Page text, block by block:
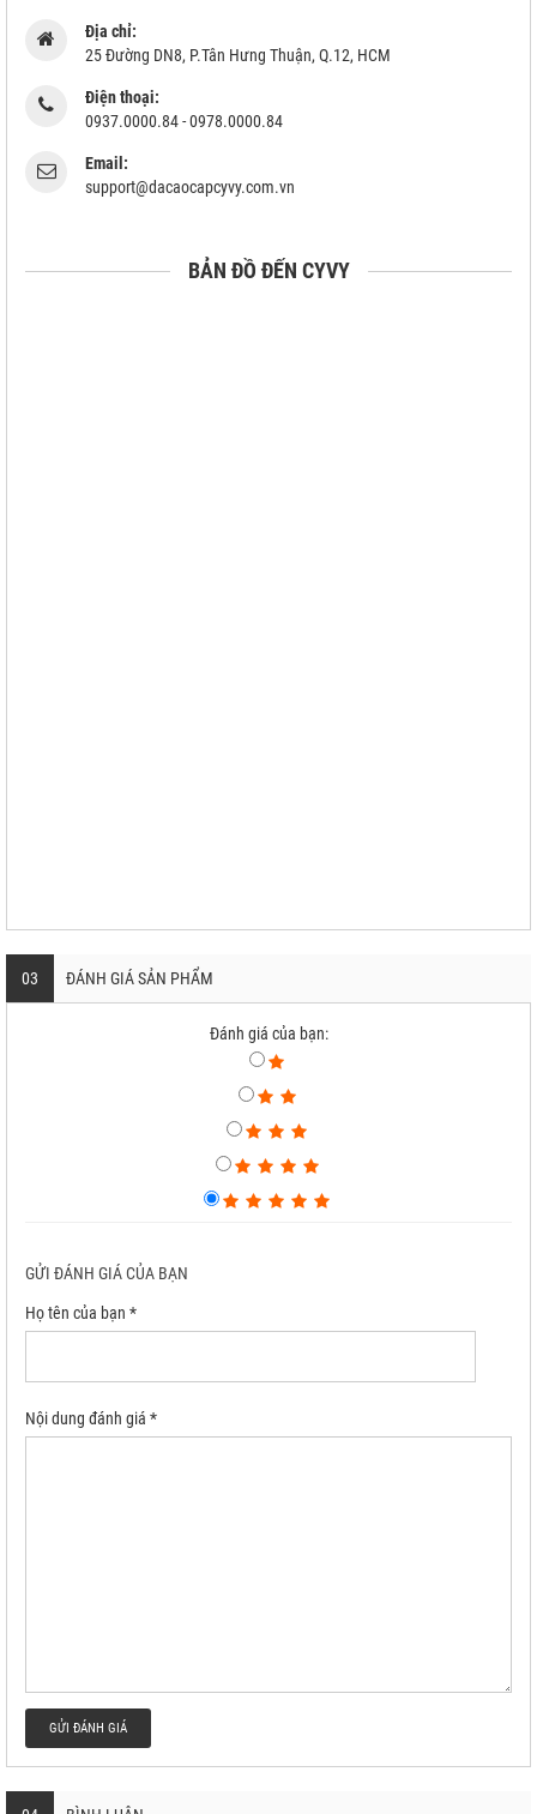
Địa chỉ:
25 Đường DN8, P.Tân Hưng Thuận, Q.12, HCM
Điện thoại:
0937.0000.84 - 0978.0000.84
Email:
support@dacaocapcyvy.com.vn
BẢN ĐỒ ĐẾN CYVY
03 ĐÁNH GIÁ SẢN PHẨM
Đánh giá của bạn:
GỬI ĐÁNH GIÁ CỦA BẠN
Họ tên của bạn *
Nội dung đánh giá *
GỬI ĐÁNH GIÁ